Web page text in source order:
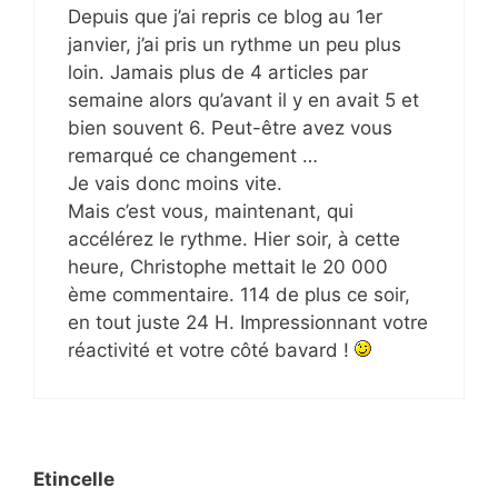
Depuis que j’ai repris ce blog au 1er
janvier, j’ai pris un rythme un peu plus
loin. Jamais plus de 4 articles par
semaine alors qu’avant il y en avait 5 et
bien souvent 6. Peut-être avez vous
remarqué ce changement …
Je vais donc moins vite.
Mais c’est vous, maintenant, qui
accélérez le rythme. Hier soir, à cette
heure, Christophe mettait le 20 000
ème commentaire. 114 de plus ce soir,
en tout juste 24 H. Impressionnant votre
réactivité et votre côté bavard !
Etincelle